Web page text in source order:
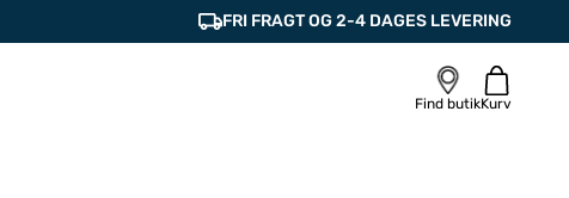
FRI FRAGT OG 2-4 DAGES LEVERING
Find butikKurv